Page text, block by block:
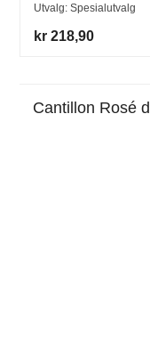
Utvalg:Spesialutvalg
kr 218,90
Cantillon Rosé